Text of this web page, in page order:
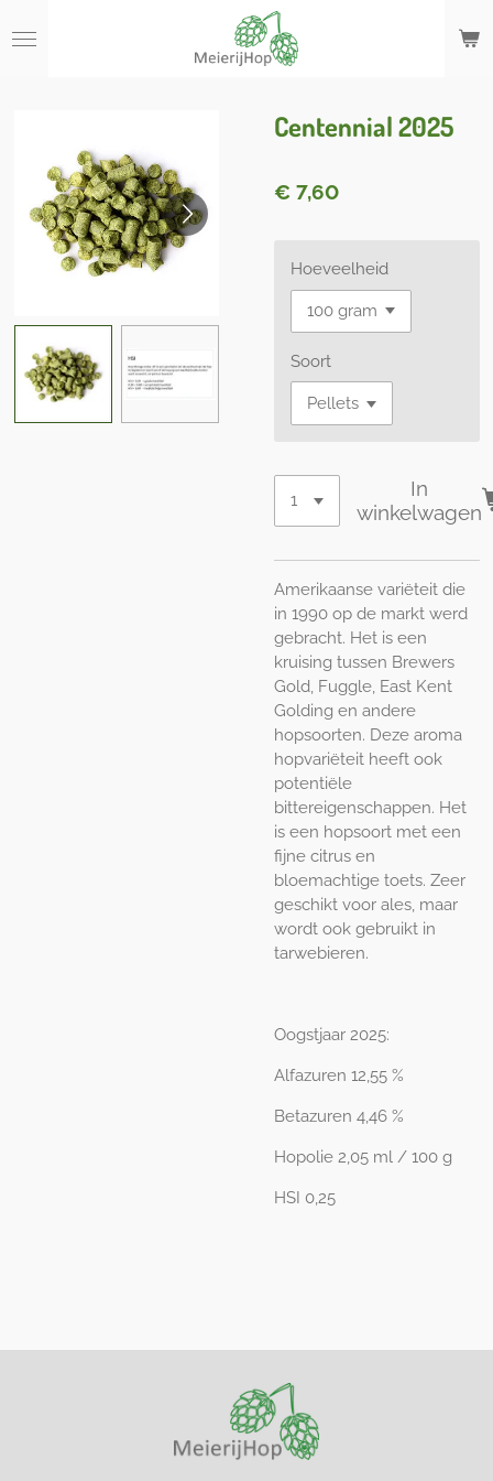
direct
Centennial 2025
€ 7,60
Hoeveelheid
Soort
In
winkelwagen
Amerikaanse variëteit die
in 1990 op de markt werd
gebracht. Het is een
kruising tussen Brewers
Gold, Fuggle, East Kent
Golding en andere
hopsoorten. Deze aroma
hopvariëteit heeft ook
potentiële
bittereigenschappen. Het
is een hopsoort met een
fijne citrus en
bloemachtige toets. Zeer
geschikt voor ales, maar
wordt ook gebruikt in
tarwebieren.
Oogstjaar 2025:
Alfazuren 12,55 %
Betazuren 4,46 %
Hopolie 2,05 ml / 100 g
HSI 0,25